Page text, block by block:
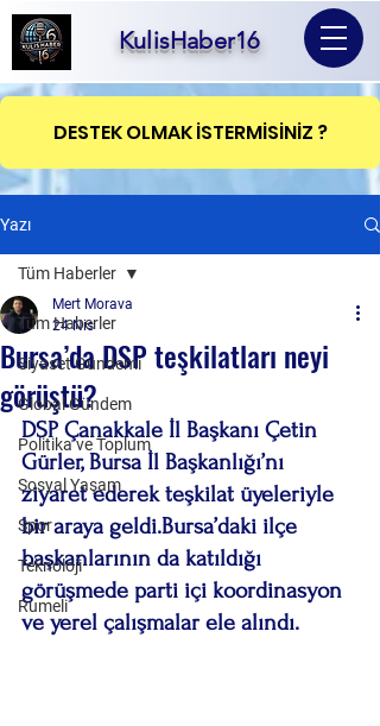
KulisHaber16
DESTEK OLMAK İSTERMİSİNİZ ?
Yazı
Tüm Haberler
Siyaset Gündemi
Global Gündem
Politika ve Toplum
Sosyal Yaşam
Spor
Teknoloji
Rumeli
Tüm Haberler
Bursa’da DSP teşkilatları neyi
görüştü?
Mert Morava
24 Nis
DSP Çanakkale İl Başkanı Çetin
Gürler, Bursa İl Başkanlığı’nı
ziyaret ederek teşkilat üyeleriyle
bir araya geldi.Bursa’daki ilçe
başkanlarının da katıldığı
görüşmede parti içi koordinasyon
ve yerel çalışmalar ele alındı.